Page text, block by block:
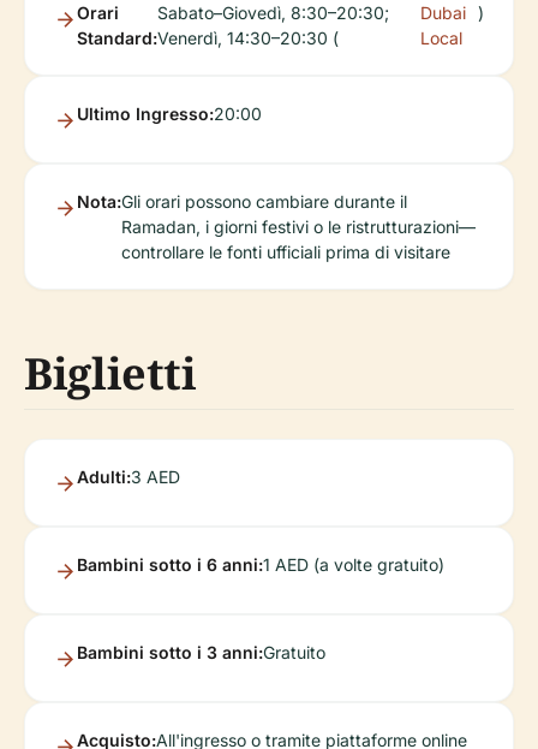
Orari
Standard:
Sabato–Giovedì, 8:30–20:30;
Venerdì, 14:30–20:30 (
Dubai
Local
)
Ultimo Ingresso:20:00
Nota:Gli orari possono cambiare durante il
Ramadan, i giorni festivi o le ristrutturazioni—
controllare le fonti ufficiali prima di visitare
Biglietti
Adulti:3 AED
Bambini sotto i 6 anni:1 AED (a volte gratuito)
Bambini sotto i 3 anni:Gratuito
Acquisto:All'ingresso o tramite piattaforme online